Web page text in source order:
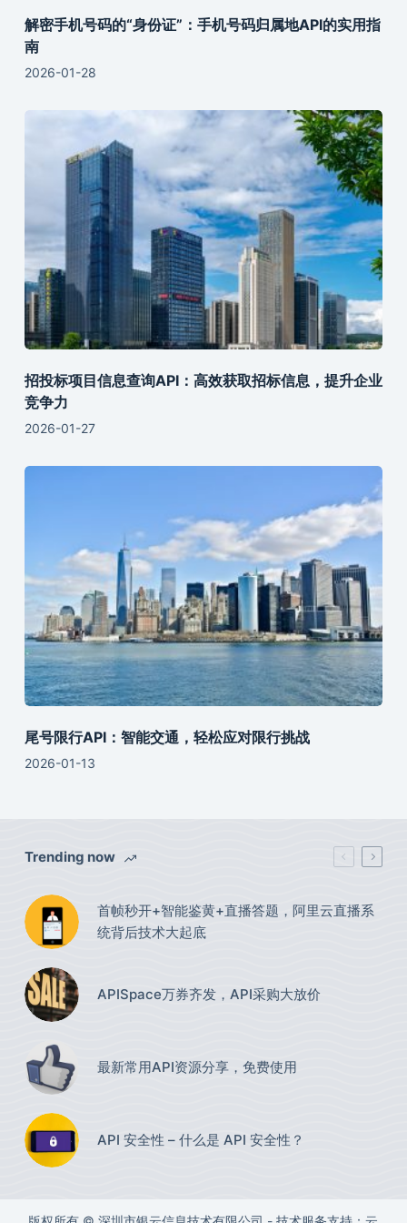
解密手机号码的“身份证”：手机号码归属地API的实用指
南
2026-01-28
招投标项目信息查询API：高效获取招标信息，提升企业
竞争力
2026-01-27
尾号限行API：智能交通，轻松应对限行挑战
2026-01-13
Trending now
首帧秒开+智能鉴黄+直播答题，阿里云直播系
统背后技术大起底
APISpace万券齐发，API采购大放价
最新常用API资源分享，免费使用​
API 安全性 – 什么是 API 安全性？